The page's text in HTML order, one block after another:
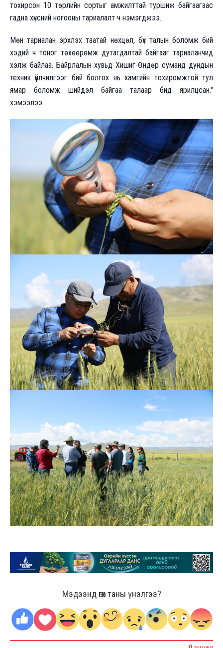
тохирсон 10 төрлийн сортыг амжилттай туршиж байгаагаас
гадна хүнсний ногооны тариалалт ч нэмэгджээ.
Мөн тариалан эрхлэх таатай нөхцөл, бүх талын боломж бий
хэдий ч тоног төхөөрөмж дутагдалтай байгааг тариаланчид
хэлж байлаа. Байрлалын хувьд Хишиг-Өндөр суманд дундын
техник үйлчилгээг бий болгох нь хамгийн тохиромжтой тул
ямар боломж шийдэл байгаа талаар бид ярилцсан."
хэмээлээ.
Мэдээнд өгөх таны үнэлгээ?